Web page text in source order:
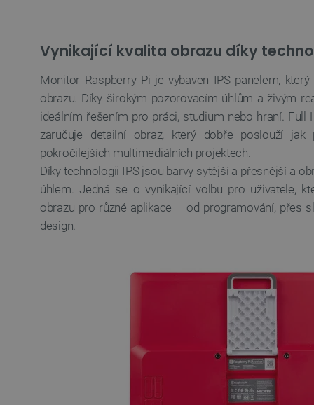
Vynikající kvalita obrazu díky
Monitor Raspberry Pi je vybaven IPS panelem,
obrazu. Díky širokým pozorovacím úhlům a živým
ideálním řešením pro práci, studium nebo hraní. Full
zaručuje detailní obraz, který dobře poslouží
pokročilejších multimediálních projektech.
Díky technologii IPS jsou barvy sytější a přesnější a
úhlem. Jedná se o vynikající volbu pro uživatele,
obrazu pro různé aplikace – od programování, přes
design.
_smvs
[abcdef0123456789]{32}
isListDisplay
critCartData
__cf_bm
_lb_ccc
PHPSESSID
Zásadách ochrany